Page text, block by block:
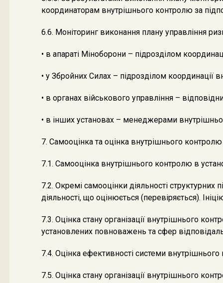
координаторам внутрішнього контролю за
6.6. Моніторинг виконання плану управління
• в апараті Міноборони – підрозділом
• у Збройних Силах – підрозділом координації
• в органах військового управління –
• в інших установах – менеджерами
7. Самооцінка та оцінка внутрішнього контролю
7.1. Самооцінка внутрішнього контролю в
7.2. Окремі самооцінки діяльності
діяльності, що оцінюється (перевіряється).
7.3. Оцінка стану організації внутрішнього
установлених повноважень та сфер
7.4. Оцінка ефективності системи
7.5. Оцінка стану організації внутрішнього